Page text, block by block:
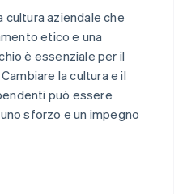
cultura aziendale che
etico e una
è essenziale per il
la cultura e il
può essere
sforzo e un impegno